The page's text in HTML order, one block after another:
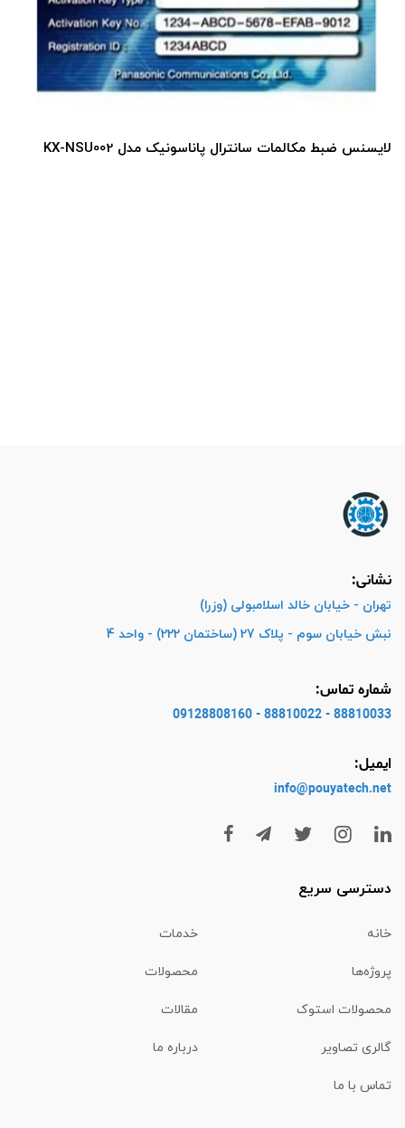
لایسنس ضبط مکالمات سانترال پاناسونیک مدل KX-NSU002
نشانی:
تهران - خیابان خالد اسلامبولی (وزرا)
نبش خیابان سوم - پلاک 27 (ساختمان 222) - واحد 4
شماره تماس:
88810033 - 88810022 - 09128808160
ایمیل:
info@pouyatech.net
دسترسی سریع
خانه خدمات
پروژه‌ها محصولات
محصولات استوک مقالات
گالری تصاویر درباره ما
تماس با ما